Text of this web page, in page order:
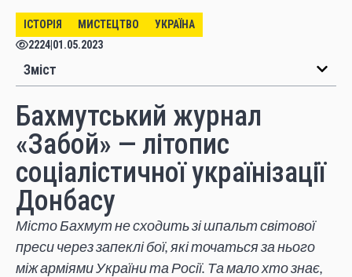
ІСТОРІЯ МИСТЕЦТВО
УКРАЇНА
2224 01.05.2023
Зміст
Бахмутський журнал
«Забой» — літопис
соціалістичної українізації
Донбасу
Місто Бахмут не сходить зі шпальт світової
преси через запеклі бої, які точаться за нього
між арміями України та Росії. Та мало хто знає,